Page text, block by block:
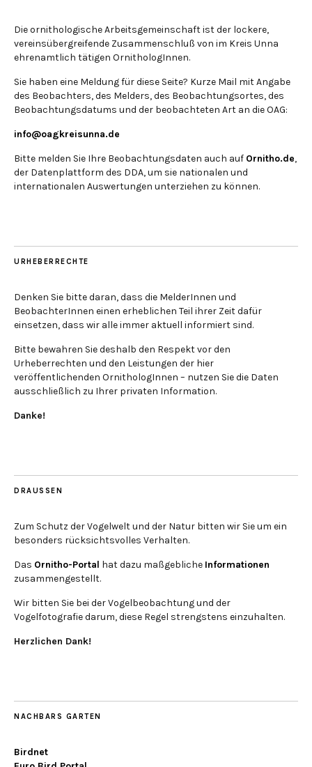
Die ornithologische Arbeitsgemeinschaft ist der lockere,
vereinsübergreifende Zusammenschluß von im Kreis Unna
ehrenamtlich tätigen OrnithologInnen.
Sie haben eine Meldung für diese Seite? Kurze Mail mit Angabe
des Beobachters, des Melders, des Beobachtungsortes, des
Beobachtungsdatums und der beobachteten Art an die OAG:
info@oagkreisunna.de
Bitte melden Sie Ihre Beobachtungsdaten auch auf Ornitho.de,
der Datenplattform des DDA, um sie nationalen und
internationalen Auswertungen unterziehen zu können.
URHEBERRECHTE
Denken Sie bitte daran, dass die MelderInnen und
BeobachterInnen einen erheblichen Teil ihrer Zeit dafür
einsetzen, dass wir alle immer aktuell informiert sind.
Bitte bewahren Sie deshalb den Respekt vor den
Urheberrechten und den Leistungen der hier
veröffentlichenden OrnithologInnen – nutzen Sie die Daten
ausschließlich zu Ihrer privaten Information.
Danke!
DRAUSSEN
Zum Schutz der Vogelwelt und der Natur bitten wir Sie um ein
besonders rücksichtsvolles Verhalten.
Das Ornitho-Portal hat dazu maßgebliche Informationen
zusammengestellt.
Wir bitten Sie bei der Vogelbeobachtung und der
Vogelfotografie darum, diese Regel strengstens einzuhalten.
Herzlichen Dank!
NACHBARS GARTEN
Birdnet